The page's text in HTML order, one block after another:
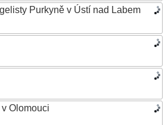
Purkyně v Ústí nad Labem
Olomouci